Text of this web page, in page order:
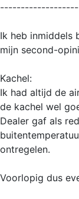
Ik heb inmiddels
mijn second-
Kachel:
Ik had altijd de
de kachel wel
Dealer gaf als
ontregelen.
Voorlopig dus